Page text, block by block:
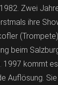
Zwei
ihre
beim
kommt
Auflösung.